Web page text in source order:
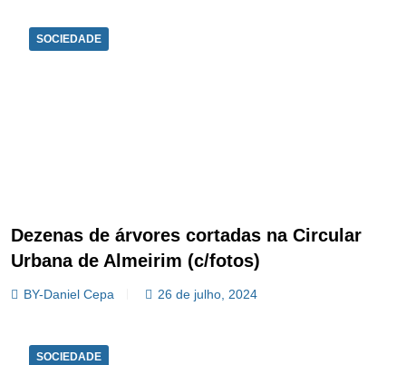
SOCIEDADE
Dezenas de árvores cortadas na Circular
Urbana de Almeirim (c/fotos)
BY-Daniel Cepa 26 de julho, 2024
SOCIEDADE